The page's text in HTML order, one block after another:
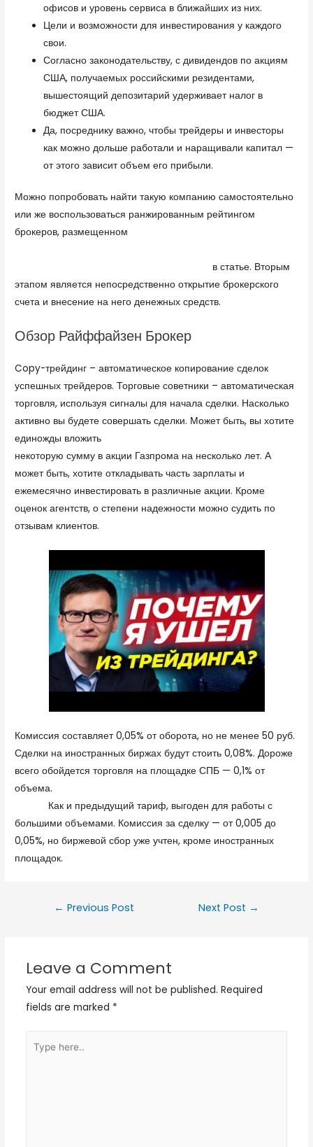
офисов и уровень сервиса в ближайших из них.
Цели и возможности для инвестирования у каждого
свои.
Согласно законодательству, с дивидендов по акциям
США, получаемых российскими резидентами,
вышестоящий депозитарий удерживает налог в
бюджет США.
Да, посреднику важно, чтобы трейдеры и инвесторы
как можно дольше работали и наращивали капитал —
от этого зависит объем его прибыли.
Можно попробовать найти такую компанию самостоятельно
или же воспользоваться ранжированным рейтингом
брокеров, размещенном
в статье. Вторым
этапом является непосредственно открытие брокерского
счета и внесение на него денежных средств.
Обзор Райффайзен Брокер
Copy-трейдинг – автоматическое копирование сделок
успешных трейдеров. Торговые советники – автоматическая
торговля, используя сигналы для начала сделки. Насколько
активно вы будете совершать сделки. Может быть, вы хотите
единожды вложить
некоторую сумму в акции Газпрома на несколько лет. А
может быть, хотите откладывать часть зарплаты и
ежемесячно инвестировать в различные акции. Кроме
оценок агентств, о степени надежности можно судить по
отзывам клиентов.
Комиссия составляет 0,05% от оборота, но не менее 50 руб.
Сделки на иностранных биржах будут стоить 0,08%. Дороже
всего обойдется торговля на площадке СПБ — 0,1% от
объема.
Как и предыдущий тариф, выгоден для работы с
большими объемами. Комиссия за сделку — от 0,005 до
0,05%, но биржевой сбор уже учтен, кроме иностранных
площадок.
← Previous Post Next Post →
Leave a Comment
Your email address will not be published. Required
fields are marked *